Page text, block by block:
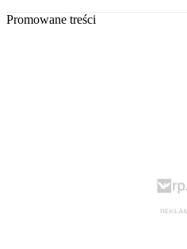
Promowane treści